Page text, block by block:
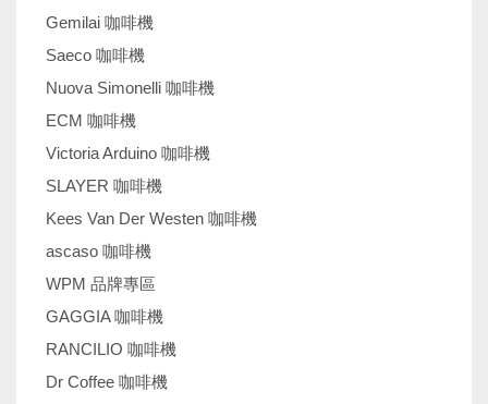
Gemilai 咖啡機
Saeco 咖啡機
Nuova Simonelli 咖啡機
ECM 咖啡機
Victoria Arduino 咖啡機
SLAYER 咖啡機
Kees Van Der Westen 咖啡機
ascaso 咖啡機
WPM 品牌專區
GAGGIA 咖啡機
RANCILIO 咖啡機
Dr Coffee 咖啡機